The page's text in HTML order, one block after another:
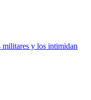
militares y los intimidan